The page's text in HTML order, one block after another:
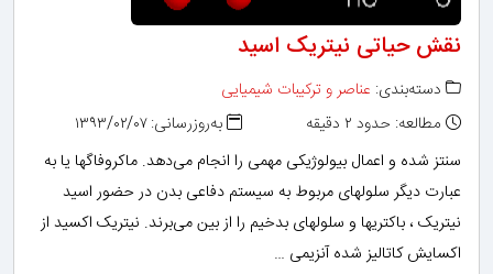
نقش حیاتی نیتریک اسید
دسته‌بندی: عناصر و ترکیبات شیمیایی
مطالعه: حدود ۲ دقیقه
به‌روزرسانی: ۱۳۹۳/۰۲/۰۷
سنتز شده و اعمال بیولوژیکی مهمی را انجام می‌دهد. ماکروفاگها یا به
عبارت دیگر سلولهای مربوط به سیستم دفاعی بدن در حضور اسید
نیتریک ، باکتریها و سلولهای بدخیم را از بین می‌برند. نیتریک اکسید از
اکسایش کاتالیز شده آنزیمی …